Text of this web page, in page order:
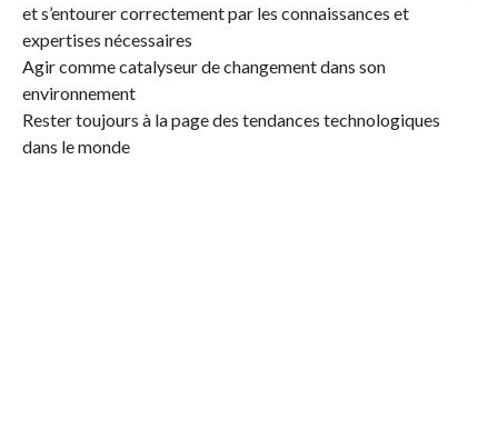
et s’entourer correctement par les connaissances et
expertises nécessaires
Agir comme catalyseur de changement dans son
environnement
Rester toujours à la page des tendances technologiques
dans le monde